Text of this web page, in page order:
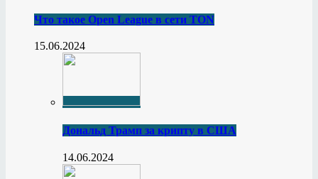
Что такое Open League в сети TON
15.06.2024
Дональд Трамп за крипту в США
14.06.2024